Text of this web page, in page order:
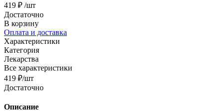
419 ₽ /шт
Достаточно
В корзину
Оплата и доставка
Характеристики
Категория
Лекарства
Все характеристики
419 ₽/шт
Достаточно
Описание